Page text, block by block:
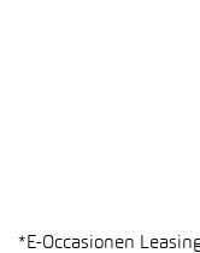
*E-Occasionen